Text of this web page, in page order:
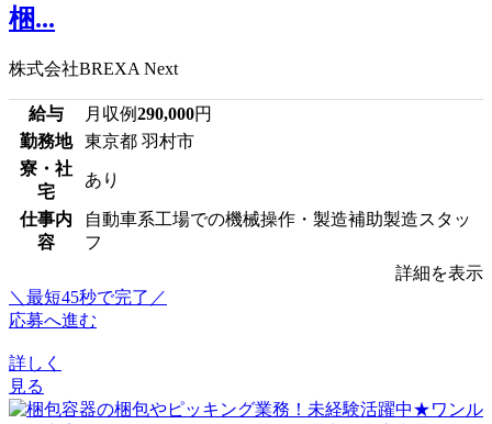
梱...
株式会社BREXA Next
給与 月収例290,000円
勤務地
東京都 羽村市
寮・社
宅
あり
仕事内
容
自動車系工場での機械操作・製造補助製造スタッ
フ
詳細を表示
＼最短45秒で完了／
応募へ進む
詳しく
見る